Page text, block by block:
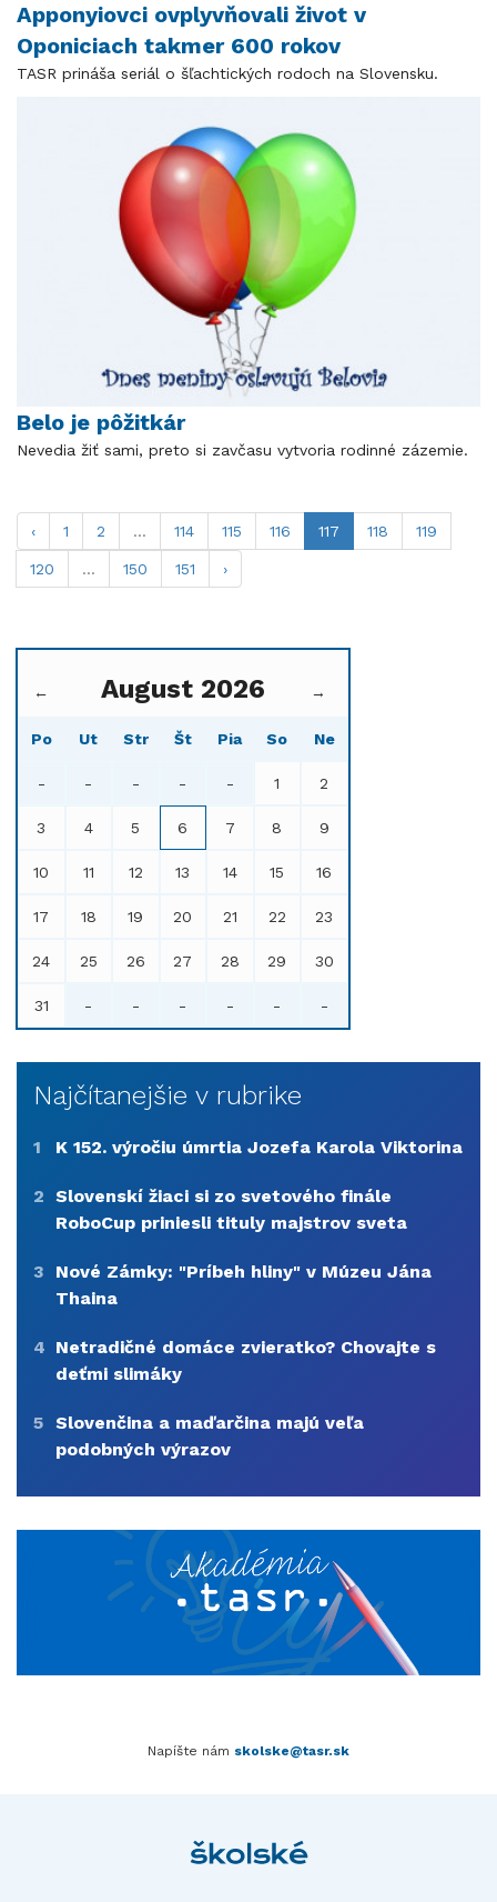
Apponyiovci ovplyvňovali život v
Oponiciach takmer 600 rokov
TASR prináša seriál o šľachtických rodoch na Slovensku.
Belo je pôžitkár
Nevedia žiť sami, preto si zavčasu vytvoria rodinné zázemie.
‹ 1 2 ... 114 115 116 117 118 119
120 ... 150 151 ›
← August 2026 →
Po Ut Str Št Pia So Ne
- - - - - 1 2
3 4 5 6 7 8 9
10 11 12 13 14 15 16
17 18 19 20 21 22 23
24 25 26 27 28 29 30
31 - - - - - -
Najčítanejšie v rubrike
1 K 152. výročiu úmrtia Jozefa Karola Viktorina
2 Slovenskí žiaci si zo svetového finále
RoboCup priniesli tituly majstrov sveta
3
Nové Zámky: "Príbeh hliny" v Múzeu Jána
Thaina
4 Netradičné domáce zvieratko? Chovajte s
deťmi slimáky
5 Slovenčina a maďarčina majú veľa
podobných výrazov
Napíšte nám skolske@tasr.sk